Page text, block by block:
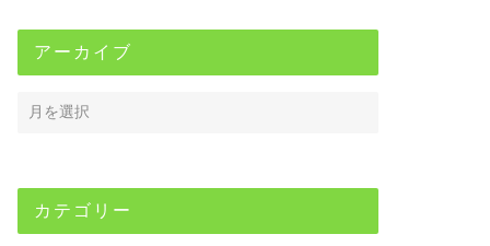
アーカイブ
カテゴリー